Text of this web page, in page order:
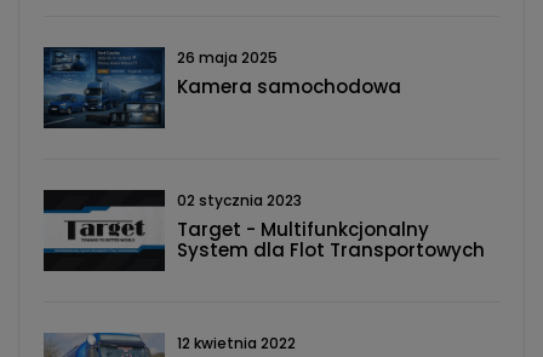
26 maja 2025
Kamera samochodowa
02 stycznia 2023
Target - Multifunkcjonalny
System dla Flot Transportowych
12 kwietnia 2022